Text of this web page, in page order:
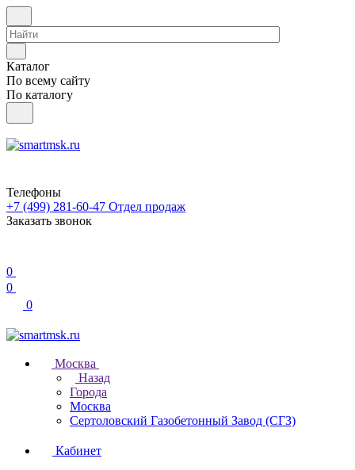
Каталог
По всему сайту
По каталогу
Телефоны
+7 (499) 281-60-47 Отдел продаж
Заказать звонок
0
0
0
Москва
Назад
Города
Москва
Сертоловский Газобетонный Завод (СГЗ)
Кабинет